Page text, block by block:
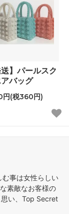
送】パールスク
バッグ
円(税360円)
事は女性らしい
素敵なお客様の
思い、Top Secret